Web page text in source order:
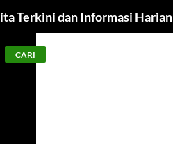
Terkini dan Informasi Harian
CARI